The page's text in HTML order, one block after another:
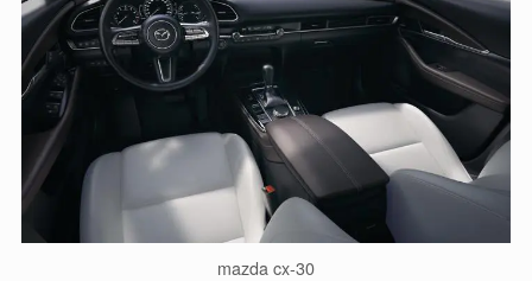
mazda cx-30